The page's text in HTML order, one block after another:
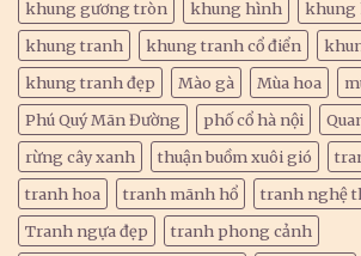
khung gương tròn
khung hình
khung
khung tranh
khung tranh cổ điển
khung tranh đẹp
Mào gà Mùa hoa
Phú Quý Mãn Đường
phố cổ hà nội
rừng cây xanh
thuận buồm xuôi gió
tranh hoa
tranh mãnh hổ
tranh nghệ
Tranh ngựa đẹp
tranh phong cảnh